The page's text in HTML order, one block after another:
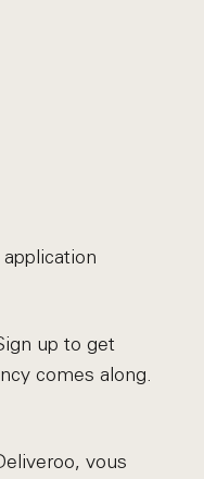
up to get
comes along.
vous